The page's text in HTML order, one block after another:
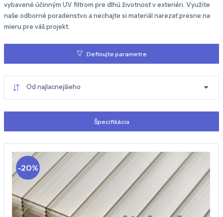
vybavené účinným UV filtrom pre dlhú životnosť v exteriéri. Využite
naše odborné poradenstvo a nechajte si materiál narezať presne na
mieru pre váš projekt.
Definujte parametre
Od najlacnejšieho
Špecifikácia
-20%